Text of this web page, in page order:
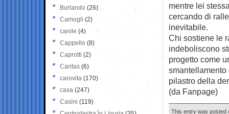
mentre lei
cercando di
inevitabile.
Chi sostiene le
indeboliscono
progetto come
smantellamento
pilastro della
(da Fanpage)
This entry was posted
Burlando (26)
Camogli (2)
canile (4)
Cappello (8)
Caprotti (2)
Caritas (6)
carovita (170)
casa (247)
Casini (119)